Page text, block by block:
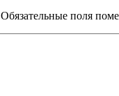
Обязательные поля